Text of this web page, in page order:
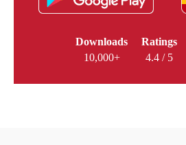
Downloads
10,000+
Ratings
4.4 / 5